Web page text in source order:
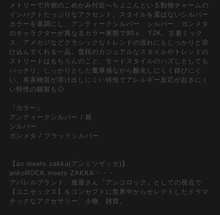
メトリーで片側のこめかみ付近へちょこんといる動物チャームの
インパクトたっぷりなアクセント。スタイルを選ばないシルバー
カラーを基調にし、アンティークシルバー、シルバー、ガンメタ
のキャラクターが異なるカラー展開で90ｓ、Y2K、古着ミック
ス、アメカジなどクラシックなトレンドの流れにもしっかりと溶
け込んでくれる一品。普段のカジュアルなスタイルやトレンドの
ストリートはもちろんのこと、モードスタイルのハズしとしても
バッチリ。しっかりとした重厚感ながら酸化しにくく錆びにく
い、有害物質が溶け出しにくい特性でアレルギー反応が起きにく
い特性の錫製も◎
『カラー』
アンティークシルバー / 銀
シルバー
ガンメタ / ブラックシルバー
【an meets zakka(アンミツザッカ)】
ankoROCK meets ZAKKA・・・
アパレルブランド、服屋さん『アンコロック』としての視点で
【ユニセックス】をコンセプトに世界中からセレクトしたドラマ
チックなアクセサリー、小物、雑貨。